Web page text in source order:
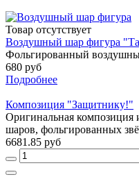
Товар отсутствует
Воздушный шар фигура
Фольгированный
680 руб
Подробнее
Композиция "Защитнику!"
Оригинальная композиция
шаров, фольгированных
6681.85 руб